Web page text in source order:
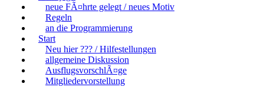
neue FÃ¤hrte gelegt / neues Motiv
Regeln
an die Programmierung
Start
Neu hier ??? / Hilfestellungen
allgemeine Diskussion
AusflugsvorschlÃ¤ge
Mitgliedervorstellung